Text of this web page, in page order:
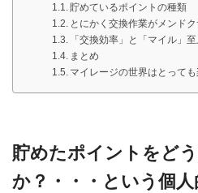
貯めているポイントの種類
とにかく交換作業がメンドク
「交換効率」と「マイル」
まとめ
マイレージの世界はとっても
貯めたポイントをど
か？・・・という個